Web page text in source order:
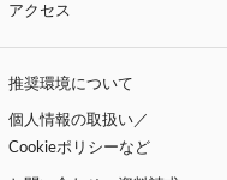
アクセス
推奨環境について
個人情報の取扱い／
Cookieポリシーなど